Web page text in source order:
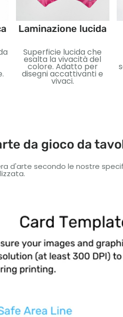
Laminazione lucida
Superficie lucida che
esalta la vivacità del
colore. Adatto per
disegni accattivanti e
vivaci.
da gioco da
d'arte secondo le nostre